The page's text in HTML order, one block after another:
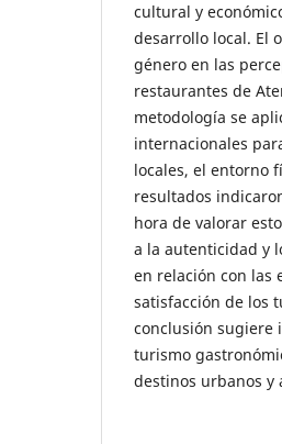
cultural y
desarrollo local. El
género en las
restaurantes de
metodología se
internacionales
locales, el entorno
resultados
hora de valorar
a la autenticidad y
en relación con las
satisfacción de los
conclusión sugiere
turismo
destinos urbanos y